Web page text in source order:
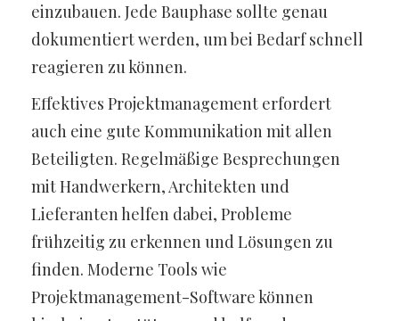
einzubauen. Jede Bauphase sollte genau
dokumentiert werden, um bei Bedarf schnell
reagieren zu können.
Effektives Projektmanagement erfordert
auch eine gute Kommunikation mit allen
Beteiligten. Regelmäßige Besprechungen
mit Handwerkern, Architekten und
Lieferanten helfen dabei, Probleme
frühzeitig zu erkennen und Lösungen zu
finden. Moderne Tools wie
Projektmanagement-Software können